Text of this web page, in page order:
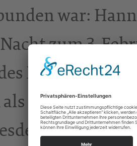
war:
zum 3.
Neuen Forums
Pfarrer in
Als